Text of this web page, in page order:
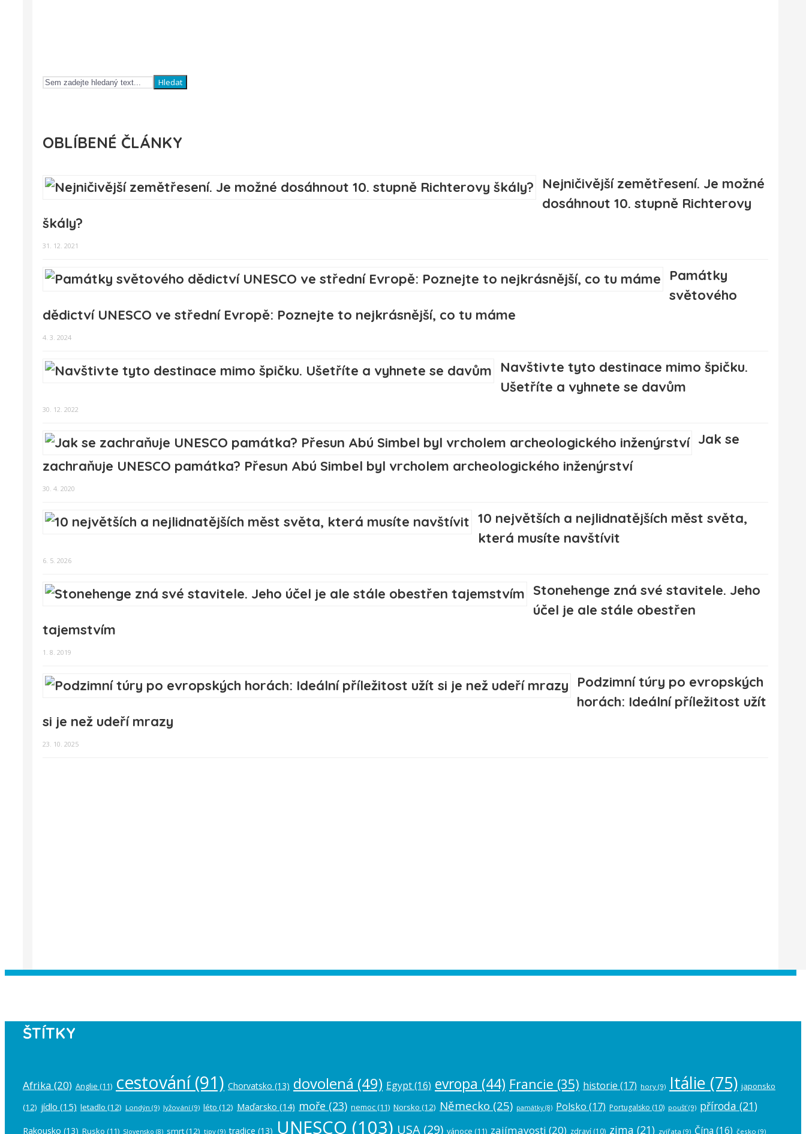
Hledat
OBLÍBENÉ ČLÁNKY
Nejničivější zemětřesení. Je možné
dosáhnout 10. stupně Richterovy
škály?
31. 12. 2021
Památky
světového
dědictví UNESCO ve střední Evropě: Poznejte to nejkrásnější, co tu máme
4. 3. 2024
Navštivte tyto destinace mimo špičku.
Ušetříte a vyhnete se davům
30. 12. 2022
Jak se
zachraňuje UNESCO památka? Přesun Abú Simbel byl vrcholem archeologického inženýrství
30. 4. 2020
10 největších a nejlidnatějších měst světa,
která musíte navštívit
6. 5. 2026
Stonehenge zná své stavitele. Jeho
účel je ale stále obestřen
tajemstvím
1. 8. 2019
Podzimní túry po evropských
horách: Ideální příležitost užít
si je než udeří mrazy
23. 10. 2025
ŠTÍTKY
Afrika (20) Anglie (11) cestování(91) Chorvatsko (13) dovolená (49) Egypt(16) evropa (44) Francie (35) historie (17) hory (9) Itálie (75) japonsko
(12) jídlo (15) letadlo (12) Londýn (9) lyžování (9) léto (12) Maďarsko (14) moře (23) nemoc(11) Norsko (12) Německo (25) památky(8) Polsko (17) Portugalsko (10) poušť(9) příroda (21)
Rakousko (13) Rusko (11) Slovensko (8) smrt(12) tipy (9) tradice (13) UNESCO (103) USA (29) vánoce (11) zajímavosti (20) zdraví (10) zima (21) zvířata (9) Čína (16) česko (9)